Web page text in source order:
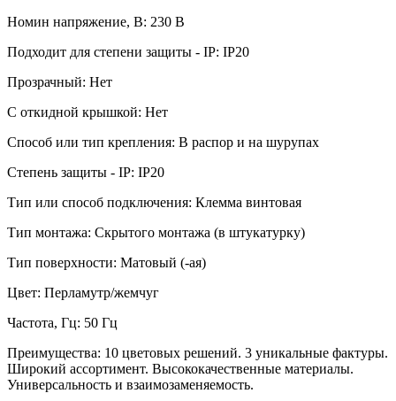
Номин напряжение, В: 230 В
Подходит для степени защиты - IP: IP20
Прозрачный: Нет
С откидной крышкой: Нет
Способ или тип крепления: В распор и на шурупах
Степень защиты - IP: IP20
Тип или способ подключения: Клемма винтовая
Тип монтажа: Скрытого монтажа (в штукатурку)
Тип поверхности: Матовый (-ая)
Цвет: Перламутр/жемчуг
Частота, Гц: 50 Гц
Преимущества: 10 цветовых решений. 3 уникальные фактуры.
Широкий ассортимент. Высококачественные материалы.
Универсальность и взаимозаменяемость.